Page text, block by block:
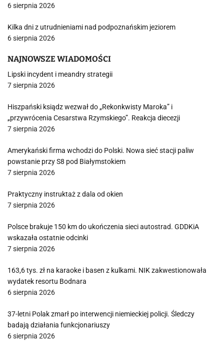
6 sierpnia 2026
Kilka dni z utrudnieniami nad podpoznańskim jeziorem
6 sierpnia 2026
NAJNOWSZE WIADOMOŚCI
Lipski incydent i meandry strategii
7 sierpnia 2026
Hiszpański ksiądz wezwał do „Rekonkwisty Maroka” i
„przywrócenia Cesarstwa Rzymskiego”. Reakcja diecezji
7 sierpnia 2026
Amerykański firma wchodzi do Polski. Nowa sieć stacji paliw
powstanie przy S8 pod Białymstokiem
7 sierpnia 2026
Praktyczny instruktaż z dala od okien
7 sierpnia 2026
Polsce brakuje 150 km do ukończenia sieci autostrad. GDDKiA
wskazała ostatnie odcinki
7 sierpnia 2026
163,6 tys. zł na karaoke i basen z kulkami. NIK zakwestionowała
wydatek resortu Bodnara
6 sierpnia 2026
37-letni Polak zmarł po interwencji niemieckiej policji. Śledczy
badają działania funkcjonariuszy
6 sierpnia 2026